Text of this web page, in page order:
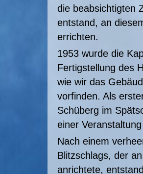
die beabsichtigten
entstand, an
errichten.
1953 wurde die
Fertigstellung des
wie wir das
vorfinden. Als
Schüberg im
einer
Nach einem
Blitzschlags, der
anrichtete,